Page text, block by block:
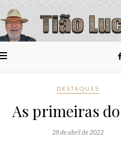
DESTAQUES
As primeiras
28 de abril de 2022